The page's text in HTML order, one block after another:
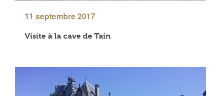
11 septembre 2017
Visite à la cave de Tain